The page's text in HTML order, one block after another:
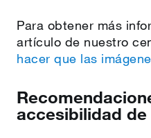
Para obtener más
artículo de nuestro
hacer que las
accesibilidad